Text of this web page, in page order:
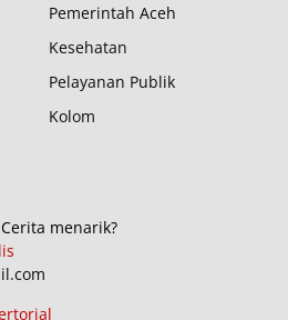
Pemerintah Aceh
Kesehatan
Pelayanan Publik
Kolom
menarik?